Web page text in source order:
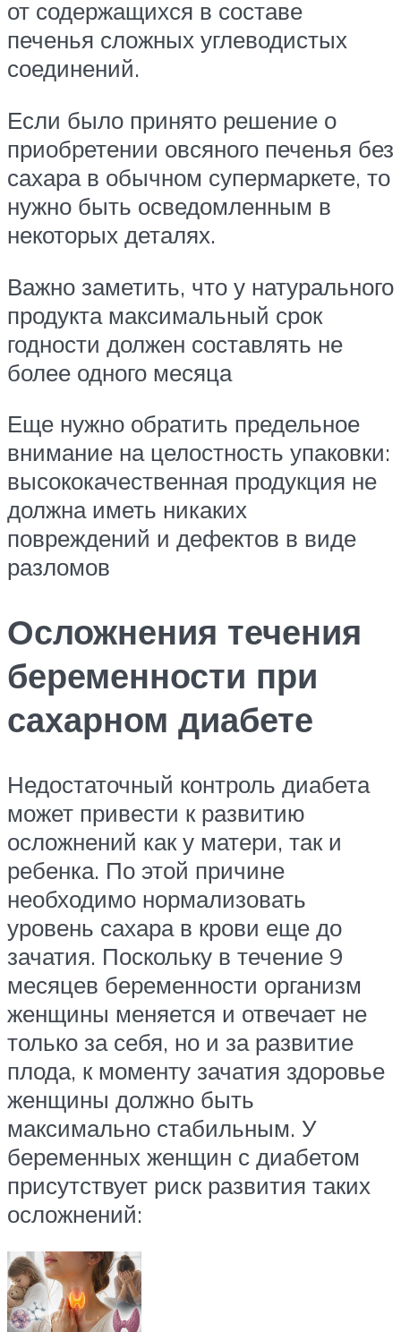
от содержащихся в составе
печенья сложных углеводистых
соединений.
Если было принято решение о
приобретении овсяного печенья без
сахара в обычном супермаркете, то
нужно быть осведомленным в
некоторых деталях.
Важно заметить, что у натурального
продукта максимальный срок
годности должен составлять не
более одного месяца
Еще нужно обратить предельное
внимание на целостность упаковки:
высококачественная продукция не
должна иметь никаких
повреждений и дефектов в виде
разломов
Осложнения течения
беременности при
сахарном диабете
Недостаточный контроль диабета
может привести к развитию
осложнений как у матери, так и
ребенка. По этой причине
необходимо нормализовать
уровень сахара в крови еще до
зачатия. Поскольку в течение 9
месяцев беременности организм
женщины меняется и отвечает не
только за себя, но и за развитие
плода, к моменту зачатия здоровье
женщины должно быть
максимально стабильным. У
беременных женщин с диабетом
присутствует риск развития таких
осложнений: